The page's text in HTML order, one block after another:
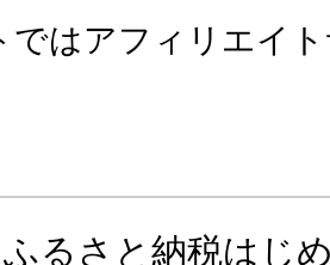
はアフィリエイ
るさと納税はじ